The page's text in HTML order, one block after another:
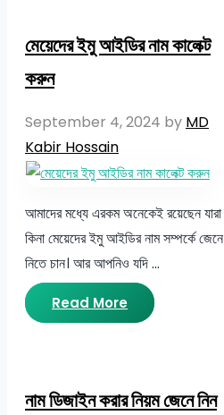
মেয়েদের ইমু আইডির নাম কালেক্ট
করুন
September 4, 2024 by MD
Kabir Hossain
আমাদের মধ্যে এরকম অনেকেই রয়েছেন যারা
কিনা মেয়েদের ইমু আইডির নাম সম্পর্কে জেনে
নিতে চান। আর আপনিও যদি …
Read More
নাম ডিজাইন করার নিয়ম জেনে নিন